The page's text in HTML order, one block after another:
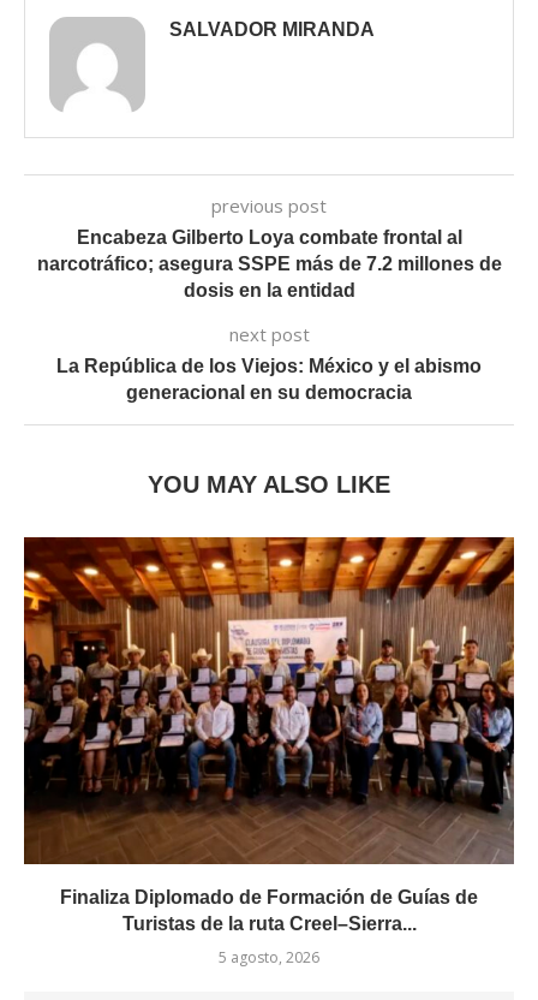
SALVADOR MIRANDA
previous post
Encabeza Gilberto Loya combate frontal al
narcotráfico; asegura SSPE más de 7.2 millones de
dosis en la entidad
next post
La República de los Viejos: México y el abismo
generacional en su democracia
YOU MAY ALSO LIKE
Finaliza Diplomado de Formación de Guías de
Turistas de la ruta Creel–Sierra...
5 agosto, 2026